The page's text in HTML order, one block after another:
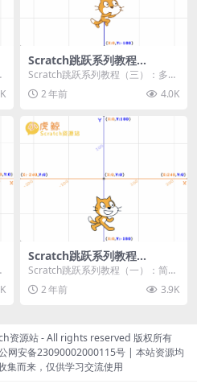
Scratch跳跃系列教程
（三）：多段跳跃
Scratch跳跃系列教程（三）：多段
跳跃 作者：小虎鲸Scratch资源站
连...2 年前 4.0K
Scratch跳跃系列教程
（一）：简单跳跃
Scratch跳跃系列教程（一）：简单
跳跃 作者：小虎鲸Scratch资源站
按...2 年前 3.9K
资源站- All rights reserved 版权所有
网安备23090002000115号| 本站资源均
集而来，仅供学习交流使用